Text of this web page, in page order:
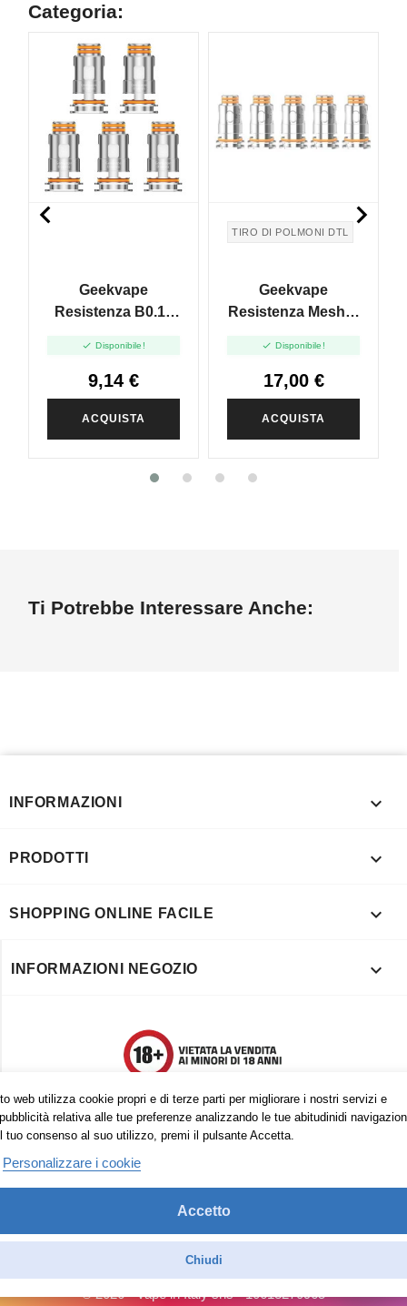
Categoria:
Geekvape
Resistenza B0.15
0.15ohm - 5pz
 Disponibile!
9,14 €
ACQUISTA
TIRO DI POLMONI DTL
Geekvape
Resistenza Mesh B
Boost / Boost Plus
- 0.6ohm - 5pz
 Disponibile!
17,00 €
ACQUISTA
 
Ti Potrebbe Interessare Anche:
web utilizza cookie propri e di terze parti per migliorare i nostri servizi e
relativa alle tue preferenze analizzando le tue abitudinidi
tuo consenso al suo utilizzo, premi il pulsante Accetta.
Personalizzare i cookie
Accetto
Chiudi
INFORMAZIONI 
PRODOTTI 
SHOPPING ONLINE FACILE 
INFORMAZIONI NEGOZIO 
Trovaci anche su:
© 2026 - Vape in Italy srls - 10613270965